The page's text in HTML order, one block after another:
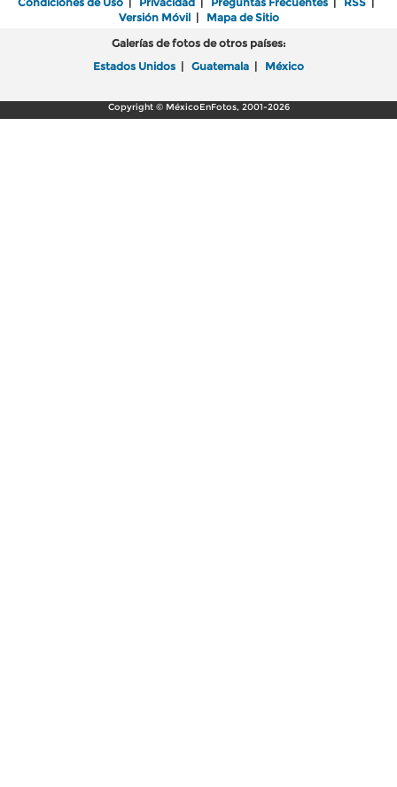
Versión Móvil| Mapa de Sitio
Galerías de fotos de otros países:
Estados Unidos | Guatemala | México
Copyright © MéxicoEnFotos, 2001-2026